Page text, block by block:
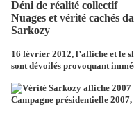
Déni de réalité collectif
Nuages et vérité cachés
Sarkozy
16 février 2012, l’affiche et le
sont dévoilés provoquant
Campagne présidentielle